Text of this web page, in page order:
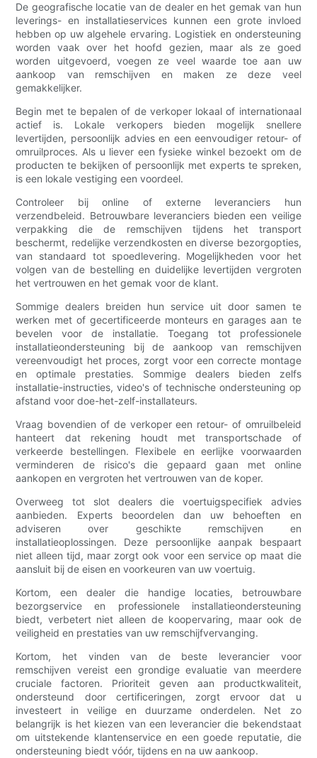
De geografische locatie van de dealer en het gemak van hun
leverings- en installatieservices kunnen een grote invloed
hebben op uw algehele ervaring. Logistiek en ondersteuning
worden vaak over het hoofd gezien, maar als ze goed
worden uitgevoerd, voegen ze veel waarde toe aan uw
aankoop van remschijven en maken ze deze veel
gemakkelijker.
Begin met te bepalen of de verkoper lokaal of internationaal
actief is. Lokale verkopers bieden mogelijk snellere
levertijden, persoonlijk advies en een eenvoudiger retour- of
omruilproces. Als u liever een fysieke winkel bezoekt om de
producten te bekijken of persoonlijk met experts te spreken,
is een lokale vestiging een voordeel.
Controleer bij online of externe leveranciers hun
verzendbeleid. Betrouwbare leveranciers bieden een veilige
verpakking die de remschijven tijdens het transport
beschermt, redelijke verzendkosten en diverse bezorgopties,
van standaard tot spoedlevering. Mogelijkheden voor het
volgen van de bestelling en duidelijke levertijden vergroten
het vertrouwen en het gemak voor de klant.
Sommige dealers breiden hun service uit door samen te
werken met of gecertificeerde monteurs en garages aan te
bevelen voor de installatie. Toegang tot professionele
installatieondersteuning bij de aankoop van remschijven
vereenvoudigt het proces, zorgt voor een correcte montage
en optimale prestaties. Sommige dealers bieden zelfs
installatie-instructies, video's of technische ondersteuning op
afstand voor doe-het-zelf-installateurs.
Vraag bovendien of de verkoper een retour- of omruilbeleid
hanteert dat rekening houdt met transportschade of
verkeerde bestellingen. Flexibele en eerlijke voorwaarden
verminderen de risico's die gepaard gaan met online
aankopen en vergroten het vertrouwen van de koper.
Overweeg tot slot dealers die voertuigspecifiek advies
aanbieden. Experts beoordelen dan uw behoeften en
adviseren over geschikte remschijven en
installatieoplossingen. Deze persoonlijke aanpak bespaart
niet alleen tijd, maar zorgt ook voor een service op maat die
aansluit bij de eisen en voorkeuren van uw voertuig.
Kortom, een dealer die handige locaties, betrouwbare
bezorgservice en professionele installatieondersteuning
biedt, verbetert niet alleen de koopervaring, maar ook de
veiligheid en prestaties van uw remschijfvervanging.
Kortom, het vinden van de beste leverancier voor
remschijven vereist een grondige evaluatie van meerdere
cruciale factoren. Prioriteit geven aan productkwaliteit,
ondersteund door certificeringen, zorgt ervoor dat u
investeert in veilige en duurzame onderdelen. Net zo
belangrijk is het kiezen van een leverancier die bekendstaat
om uitstekende klantenservice en een goede reputatie, die
ondersteuning biedt vóór, tijdens en na uw aankoop.